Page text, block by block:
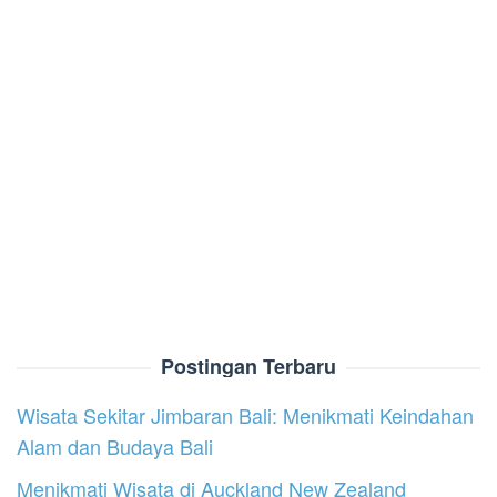
Postingan Terbaru
Wisata Sekitar Jimbaran Bali: Menikmati Keindahan
Alam dan Budaya Bali
Menikmati Wisata di Auckland New Zealand